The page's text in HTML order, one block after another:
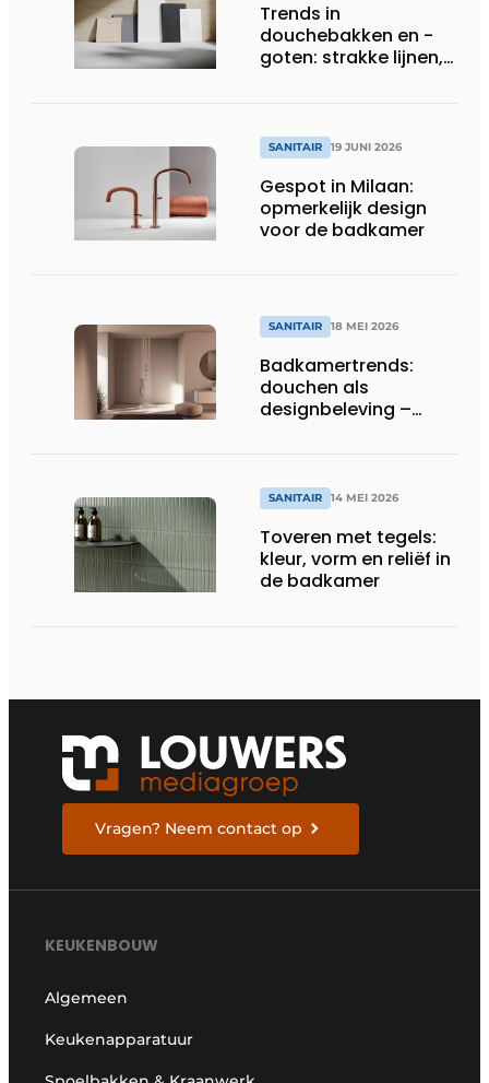
Trends in
douchebakken en -
goten: strakke lijnen,
SANITAIR 19 JUNI 2026
Gespot in Milaan:
opmerkelijk design
voor de badkamer
SANITAIR 18 MEI 2026
Badkamertrends:
douchen als
designbeleving –
SANITAIR 14 MEI 2026
Toveren met tegels:
kleur, vorm en reliëf in
de badkamer
Vragen? Neem contact op
KEUKENBOUW
Algemeen
Keukenapparatuur